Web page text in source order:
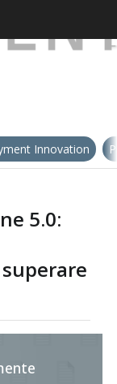
Innovation
5.0: